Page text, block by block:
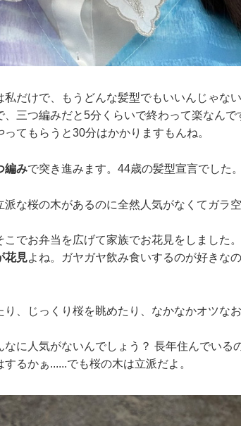
だけで、もうどんな髪型でもいいんじゃない
三つ編みだと5分くらいで終わって楽なんで
てもらうと30分はかかりますもんね。
編みで突き進みます。44歳の髪型宣言でした。
な桜の木があるのに全然人気がなくてガラ空
でお弁当を広げて家族でお花見をしました
花見よね。ガヤガヤ飲み食いするのが好きな
、じっくり桜を眺めたり、なかなかオツなお
に人気がないんでしょう？ 長年住んでいる
るかぁ......でも桜の木は立派だよ。